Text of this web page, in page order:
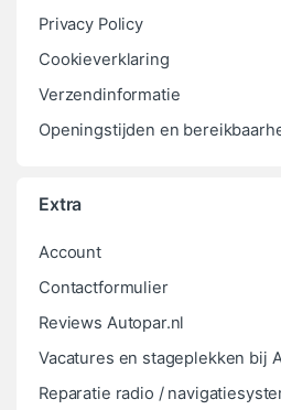
Privacy Policy
Cookieverklaring
Verzendinformatie
Openingstijden en
Extra
Account
Contactformulier
Reviews Autopar.nl
Vacatures en stageplekken bij
Reparatie radio /